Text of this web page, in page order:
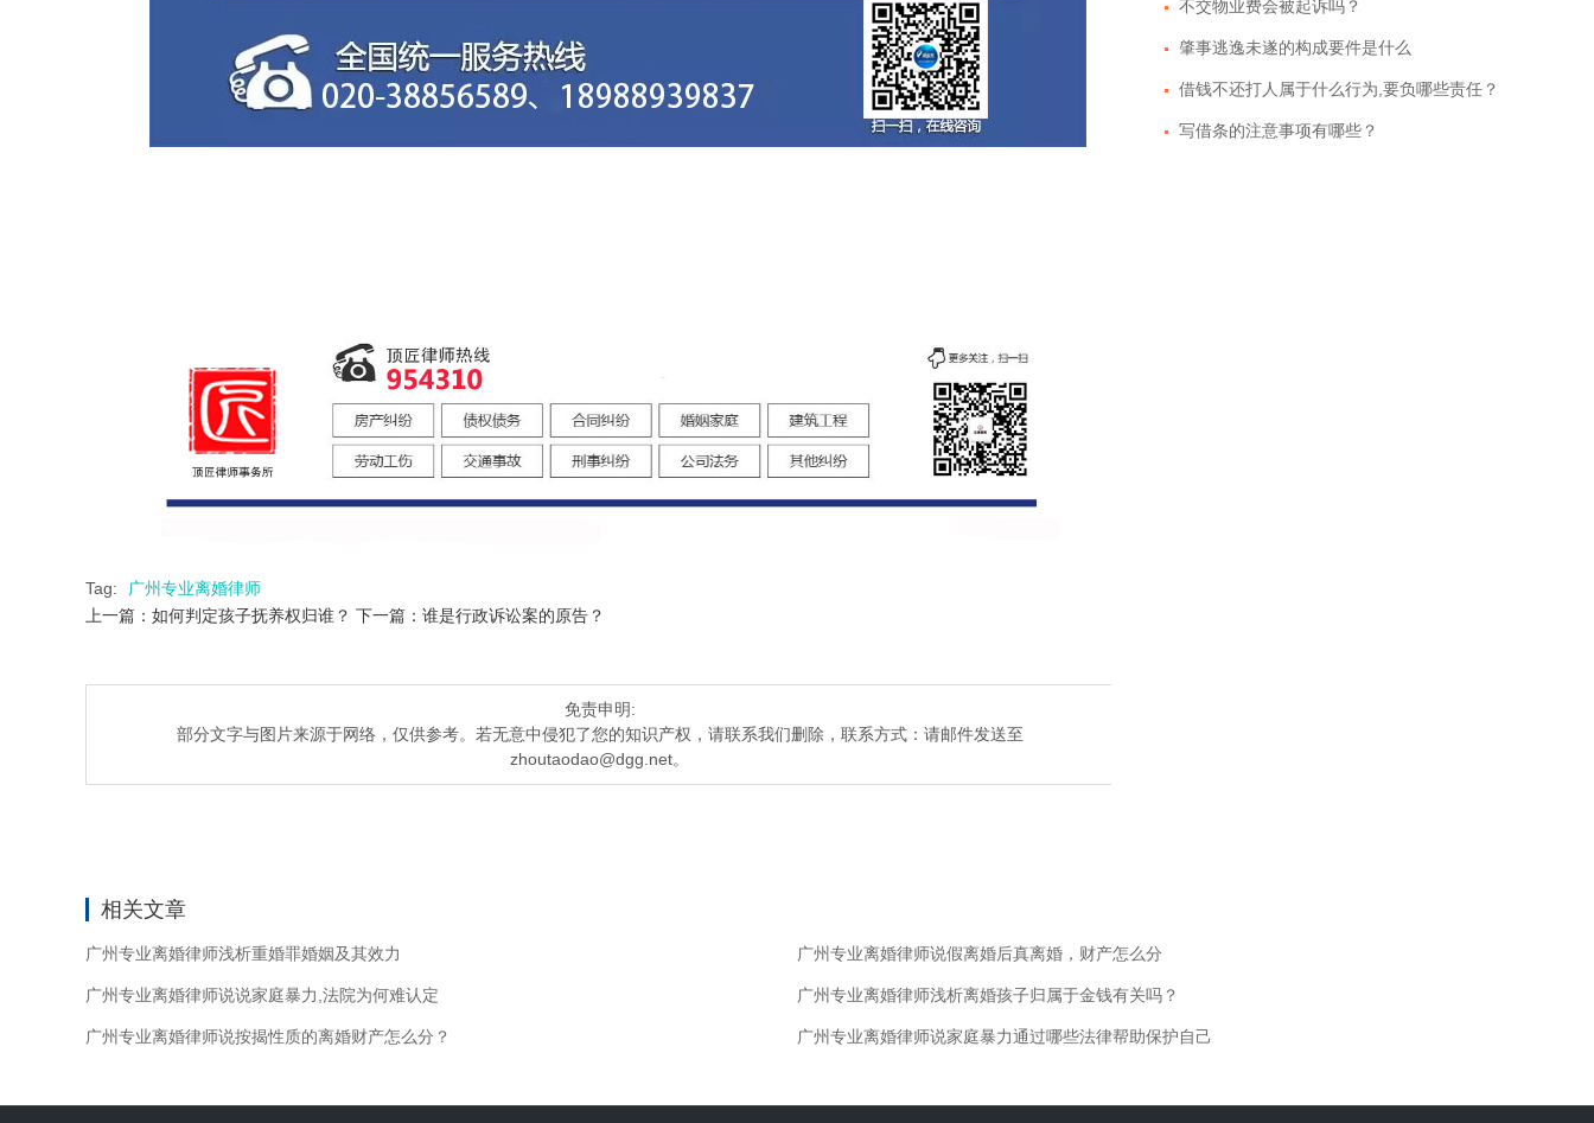
Tag:
广州专业离婚律师
上一篇：如何判定孩子抚养权归谁？ 下一篇：谁是行政诉讼案的原告？
免责申明:
部分文字与图片来源于网络，仅供参考。若无意中侵犯了您的知识产权，请联系我们删除，联系方式：请邮件发送至
zhoutaodao@dgg.net。
不交物业费会被起诉吗？
肇事逃逸未遂的构成要件是什么
借钱不还打人属于什么行为,要负哪些责任？
写借条的注意事项有哪些？
相关文章
广州专业离婚律师浅析重婚罪婚姻及其效力 广州专业离婚律师说假离婚后真离婚，财产怎么分
广州专业离婚律师说说家庭暴力,法院为何难认定 广州专业离婚律师浅析离婚孩子归属于金钱有关吗？
广州专业离婚律师说按揭性质的离婚财产怎么分？ 广州专业离婚律师说家庭暴力通过哪些法律帮助保护自己